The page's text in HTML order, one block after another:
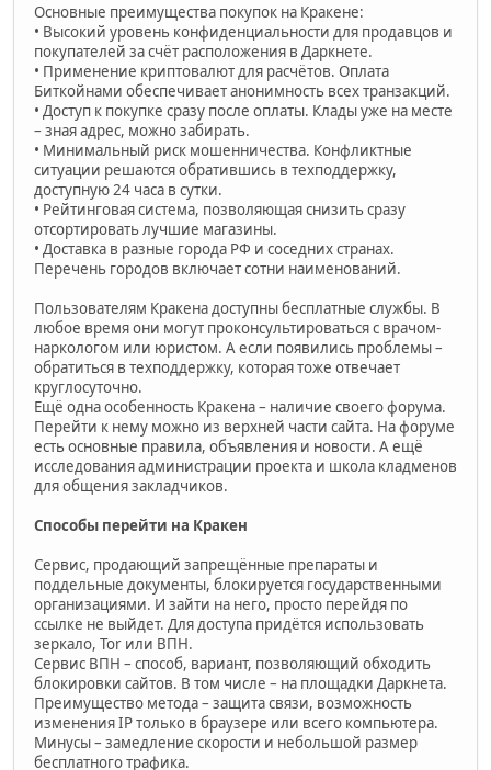
Основные преимущества покупок на Кракене:
• Высокий уровень конфиденциальности для продавцов и
покупателей за счёт расположения в Даркнете.
• Применение криптовалют для расчётов. Оплата
Биткойнами обеспечивает анонимность всех транзакций.
• Доступ к покупке сразу после оплаты. Клады уже на месте
– зная адрес, можно забирать.
• Минимальный риск мошенничества. Конфликтные
ситуации решаются обратившись в техподдержку,
доступную 24 часа в сутки.
• Рейтинговая система, позволяющая снизить сразу
отсортировать лучшие магазины.
• Доставка в разные города РФ и соседних странах.
Перечень городов включает сотни наименований.
Пользователям Кракена доступны бесплатные службы. В
любое время они могут проконсультироваться с врачом-
наркологом или юристом. А если появились проблемы –
обратиться в техподдержку, которая тоже отвечает
круглосуточно.
Ещё одна особенность Кракена – наличие своего форума.
Перейти к нему можно из верхней части сайта. На форуме
есть основные правила, объявления и новости. А ещё
исследования администрации проекта и школа кладменов
для общения закладчиков.
Способы перейти на Кракен
Сервис, продающий запрещённые препараты и
поддельные документы, блокируется государственными
организациями. И зайти на него, просто перейдя по
ссылке не выйдет. Для доступа придётся использовать
зеркало, Tor или ВПН.
Сервис ВПН – способ, вариант, позволяющий обходить
блокировки сайтов. В том числе – на площадки Даркнета.
Преимущество метода – защита связи, возможность
изменения IP только в браузере или всего компьютера.
Минусы – замедление скорости и небольшой размер
бесплатного трафика.